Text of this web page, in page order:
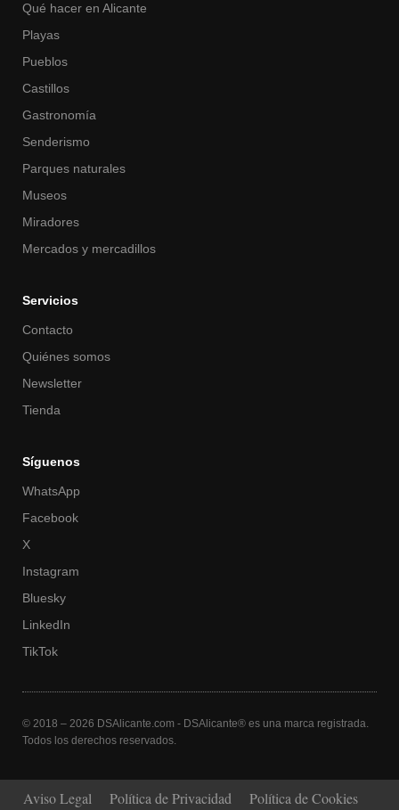
Qué hacer en Alicante
Playas
Pueblos
Castillos
Gastronomía
Senderismo
Parques naturales
Museos
Miradores
Mercados y mercadillos
Servicios
Contacto
Quiénes somos
Newsletter
Tienda
Síguenos
WhatsApp
Facebook
X
Instagram
Bluesky
LinkedIn
TikTok
© 2018 – 2026 DSAlicante.com - DSAlicante® es una marca registrada.
Todos los derechos reservados.
Aviso Legal Política de Privacidad
Política de Cookies